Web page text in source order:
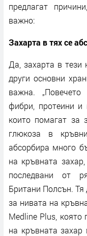
предлагат
важно:
Захарта в тях се
Да, захарта в тези
други основни
важна.
фибри, протеини и
които помагат за
глюкоза в
абсорбира много
на кръвната
последвани от
Британи Полсън.
за нивата на
Medline Plus, която
на кръвната